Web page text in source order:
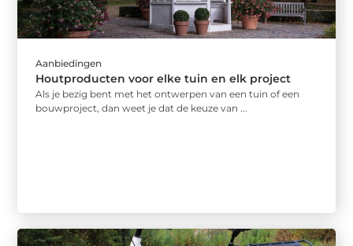
Aanbiedingen
Houtproducten voor elke tuin en elk project
Als je bezig bent met het ontwerpen van een tuin of een
bouwproject, dan weet je dat de keuze van ...